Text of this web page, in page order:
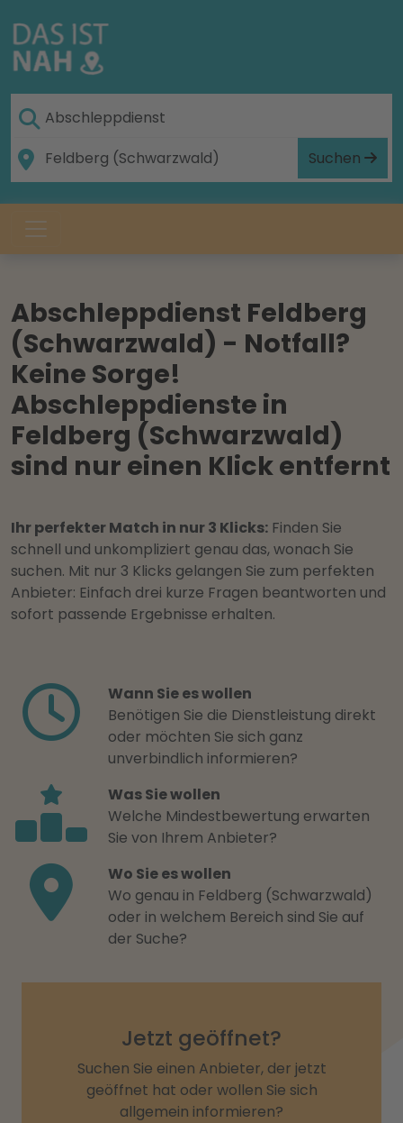
Suchen
Abschleppdienst Feldberg
(Schwarzwald) - Notfall?
Keine Sorge!
Abschleppdienste in
Feldberg (Schwarzwald)
sind nur einen Klick entfernt
Ihr perfekter Match in nur 3 Klicks: Finden Sie
schnell und unkompliziert genau das, wonach Sie
suchen. Mit nur 3 Klicks gelangen Sie zum perfekten
Anbieter: Einfach drei kurze Fragen beantworten und
sofort passende Ergebnisse erhalten.
Wann Sie es wollen
Benötigen Sie die Dienstleistung direkt
oder möchten Sie sich ganz
unverbindlich informieren?
Was Sie wollen
Welche Mindestbewertung erwarten
Sie von Ihrem Anbieter?
Wo Sie es wollen
Wo genau in Feldberg (Schwarzwald)
oder in welchem Bereich sind Sie auf
der Suche?
Jetzt geöffnet?
Suchen Sie einen Anbieter, der jetzt
geöffnet hat oder wollen Sie sich
allgemein informieren?